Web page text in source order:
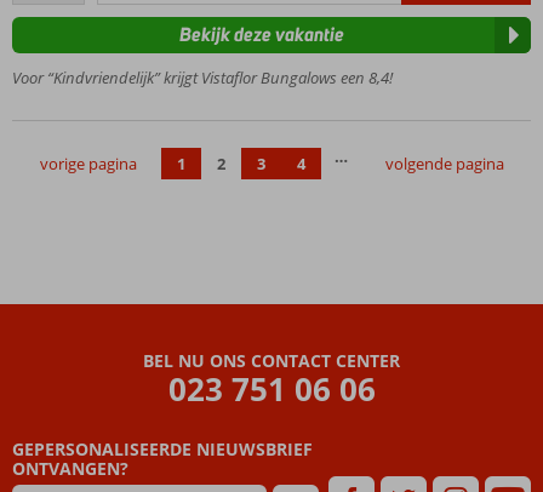
Dicht bij
Fijne 2- en 3-
Gratis
naar het
of All
Voor “Kindvriendelijk” krijgt Vistaflor Bungalows een 8,4!
Bekijk deze vakantie
vorige pagina 1 2 3 4 … volgende pagina
BEL NU ONS CONTACT CENTER
023 751 06 06
GEPERSONALISEERDE NIEUWSBRIEF
ONTVANGEN?